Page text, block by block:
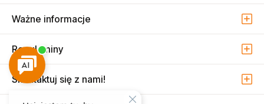
Ważne informacje
Regulaminy
Skontaktuj się z nami!